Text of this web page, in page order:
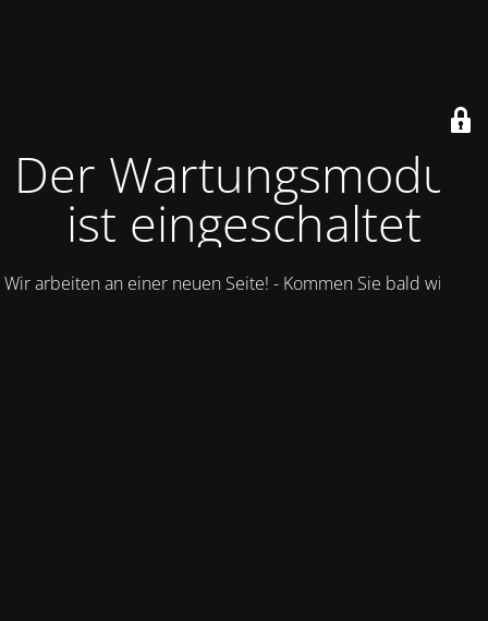
Der Wartungsmodus
ist eingeschaltet
Wir arbeiten an einer neuen Seite! - Kommen Sie bald wieder.